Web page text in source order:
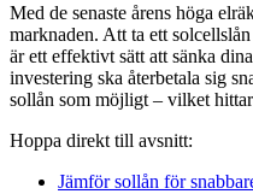
Med de senaste årens höga
marknaden. Att ta ett
är ett effektivt sätt att sänka
investering ska återbetala sig
sollån som möjligt – vilket
Hoppa direkt till avsnitt:
Jämför sollån för